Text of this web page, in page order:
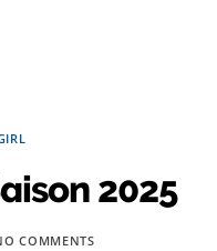
2025
COMMENTS